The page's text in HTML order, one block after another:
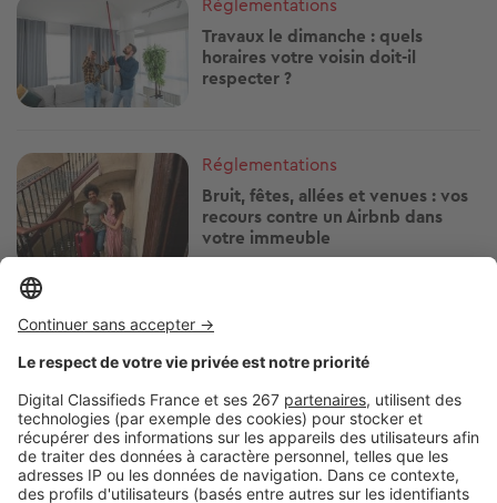
Réglementations
Travaux le dimanche : quels
horaires votre voisin doit-il
respecter ?
Image
Réglementations
Bruit, fêtes, allées et venues : vos
recours contre un Airbnb dans
votre immeuble
Image
Réglementations
Arrosage, piscine, lavage de
voiture : quelles restrictions d'eau
près de chez vous ?
Image
Réglementations